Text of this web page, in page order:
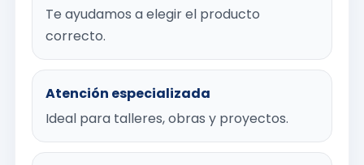
Te ayudamos a elegir el producto
correcto.
Atención especializada
Ideal para talleres, obras y proyectos.